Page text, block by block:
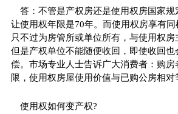
答：不管是产权房还是使用权房国家规
让使用权年限是70年。而使用权房享有同
只不过为房管所或单位所有，与使用权房
但是产权单位不能随便收回，即使收回
偿。市场专业人士告诉广大消费者：购
限，使用权房屋使用价值与已购公房相对
使用权如何变产权?